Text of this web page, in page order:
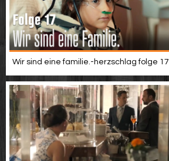
Wir sind eine familie.-herzschlag folge 17